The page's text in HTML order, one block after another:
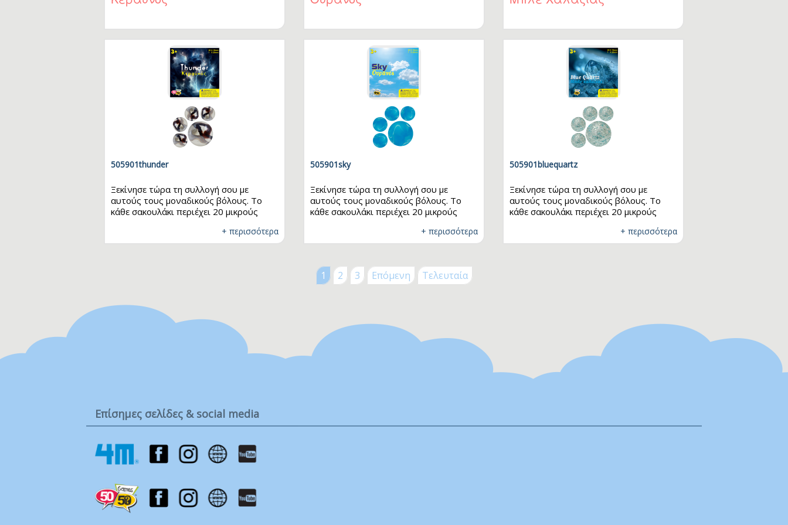
Τηλέφωνο
Μικρόφωνο
505901thunder
Ξεκίνησε τώρα τη συλλογή σου με
αυτούς τους μοναδικούς βόλους. Το
κάθε σακουλάκι περιέχει 20 μικρούς
σχέδια και παίξε μαζί με τους φίλους
σου! Διαστάσεις: 20 x 16mm - 1 x 25mm
+ περισσότερα
505901sky
Ξεκίνησε τώρα τη συλλογή σου με
αυτούς τους μοναδικούς βόλους. Το
κάθε σακουλάκι περιέχει 20 μικρούς
σχέδια και παίξε μαζί με τους φίλους
σου! Διαστάσεις: 20 x 16mm - 1 x 25mm
+ περισσότερα
505901bluequartz
Ξεκίνησε τώρα τη συλλογή σου με
αυτούς τους μοναδικούς βόλους. Το
κάθε σακουλάκι περιέχει 20 μικρούς
σχέδια και παίξε μαζί με τους φίλους
σου! Διαστάσεις: 20 x 16mm - 1 x 25mm
+ περισσότερα
1 2 3 Επόμενη Τελευταία
Επίσημες σελίδες & social media